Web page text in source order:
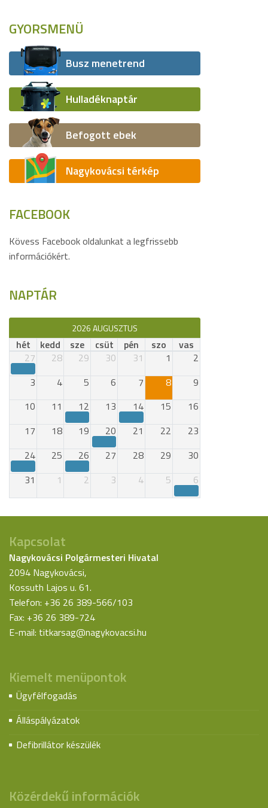
GYORSMENÜ
Busz menetrend
Hulladéknaptár
Befogott ebek
Nagykovácsi térkép
FACEBOOK
Kövess Facebook oldalunkat a legfrissebb
információkért.
NAPTÁR
2026 AUGUSZTUS
hét kedd sze csüt pén szo
vas
27
28 29 30 31 1
2
3
4 5 6 7 8
9
10
11 12 13 14 15
16
17
18 19 20 21 22
23
24
25 26 27 28 29
30
31
1 2 3 4 5 6
Kapcsolat
Nagykovácsi Polgármesteri Hivatal
2094 Nagykovácsi,
Kossuth Lajos u. 61.
Telefon: +36 26 389-566/103
Fax: +36 26 389-724
E-mail: titkarsag@nagykovacsi.hu
Kiemelt menüpontok
Ügyfélfogadás
Álláspályázatok
Defibrillátor készülék
Közérdekű információk